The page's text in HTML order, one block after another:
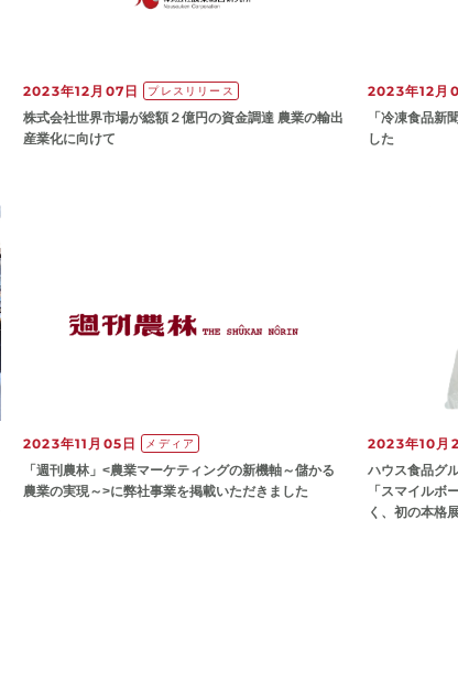
2023年12月07日 プレスリリース
株式会社世界市場が総額２億円の資金調達 農業の輸出
産業化に向けて
2023年12月
「冷凍食品新
した
2023年11月05日 メディア
「週刊農林」<農業マーケティングの新機軸～儲かる
農業の実現～>に弊社事業を掲載いただきました
2023年10月
ハウス食品グ
「スマイルボ
く、初の本格